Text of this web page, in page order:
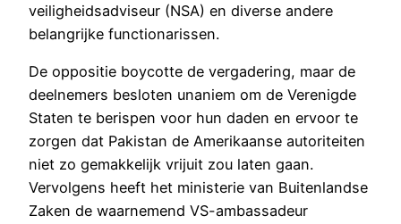
veiligheidsadviseur (NSA) en diverse andere
belangrijke functionarissen.
De oppositie boycotte de vergadering, maar de
deelnemers besloten unaniem om de Verenigde
Staten te berispen voor hun daden en ervoor te
zorgen dat Pakistan de Amerikaanse autoriteiten
niet zo gemakkelijk vrijuit zou laten gaan.
Vervolgens heeft het ministerie van Buitenlandse
Zaken de waarnemend VS-ambassadeur